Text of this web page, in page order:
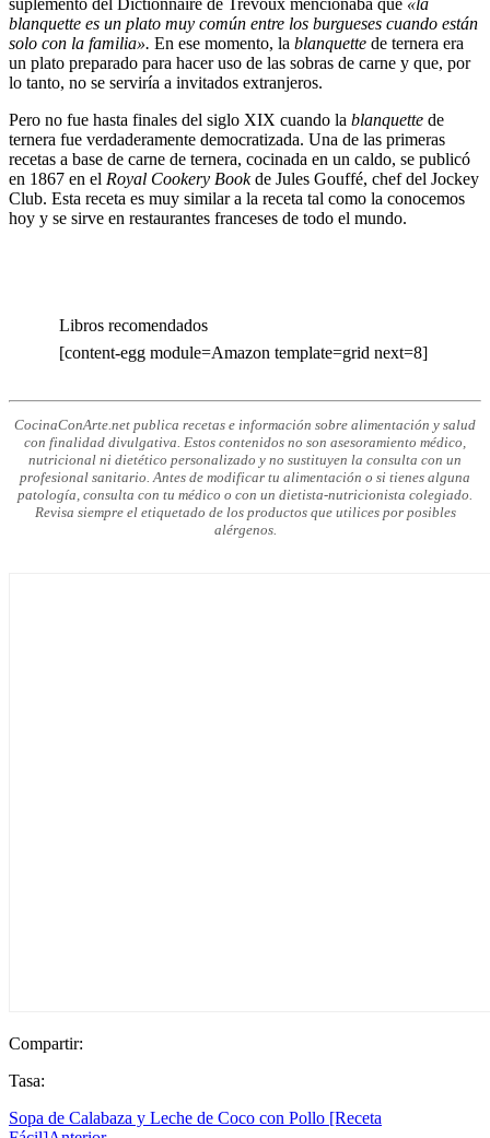
suplemento del Dictionnaire de Trévoux mencionaba que «la
blanquette es un plato muy común entre los burgueses cuando están
solo con la familia». En ese momento, la blanquette de ternera era
un plato preparado para hacer uso de las sobras de carne y que, por
lo tanto, no se serviría a invitados extranjeros.
Pero no fue hasta finales del siglo XIX cuando la blanquette de
ternera fue verdaderamente democratizada. Una de las primeras
recetas a base de carne de ternera, cocinada en un caldo, se publicó
en 1867 en el Royal Cookery Bookde Jules Gouffé, chef del Jockey
Club. Esta receta es muy similar a la receta tal como la conocemos
hoy y se sirve en restaurantes franceses de todo el mundo.
Libros recomendados
[content-egg module=Amazon template=grid next=8]
CocinaConArte.net publica recetas e información sobre alimentación y salud
con finalidad divulgativa. Estos contenidos no son asesoramiento médico,
nutricional ni dietético personalizado y no sustituyen la consulta con un
profesional sanitario. Antes de modificar tu alimentación o si tienes alguna
patología, consulta con tu médico o con un dietista-nutricionista colegiado.
Revisa siempre el etiquetado de los productos que utilices por posibles
alérgenos.
Compartir:
Tasa:
Sopa de Calabaza y Leche de Coco con Pollo [Receta